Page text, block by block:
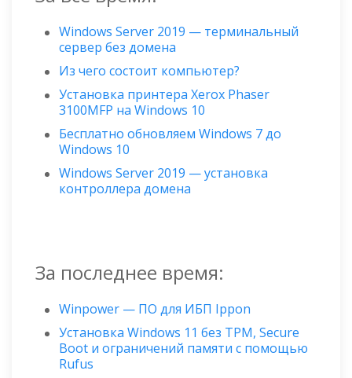
Windows Server 2019 — терминальный
сервер без домена
Из чего состоит компьютер?
Установка принтера Xerox Phaser
3100MFP на Windows 10
Бесплатно обновляем Windows 7 до
Windows 10
Windows Server 2019 — установка
контроллера домена
За последнее время:
Winpower — ПО для ИБП Ippon
Установка Windows 11 без TPM, Secure
Boot и ограничений памяти с помощью
Rufus